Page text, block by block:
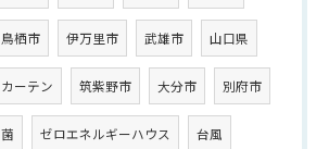
鳥栖市 伊万里市 武雄市 山口県
カーテン 筑紫野市 大分市 別府市
菌 ゼロエネルギーハウス 台風